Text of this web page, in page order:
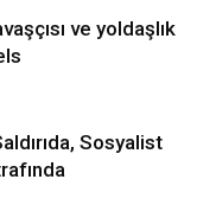
ve yoldaşlık
Sosyalist